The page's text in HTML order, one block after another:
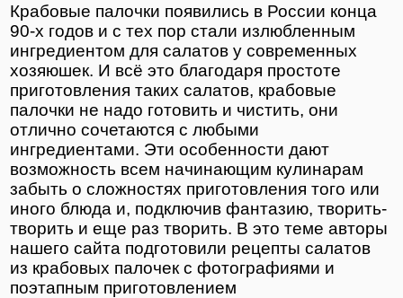
Крабовые палочки появились в России конца
90-х годов и с тех пор стали излюбленным
ингредиентом для салатов у современных
хозяюшек. И всё это благодаря простоте
приготовления таких салатов, крабовые
палочки не надо готовить и чистить, они
отлично сочетаются с любыми
ингредиентами. Эти особенности дают
возможность всем начинающим кулинарам
забыть о сложностях приготовления того или
иного блюда и, подключив фантазию, творить-
творить и еще раз творить. В это теме авторы
нашего сайта подготовили рецепты салатов
из крабовых палочек с фотографиями и
поэтапным приготовлением